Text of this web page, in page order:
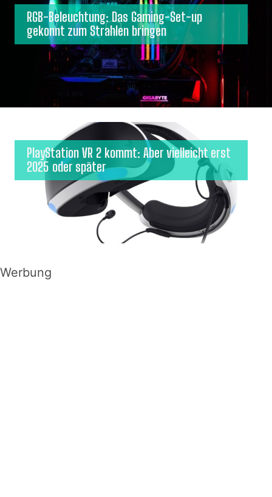
RGB-Beleuchtung: Das Gaming-Set-up
gekonnt zum Strahlen bringen
PlayStation VR 2 kommt: Aber vielleicht erst
2025 oder später
Werbung